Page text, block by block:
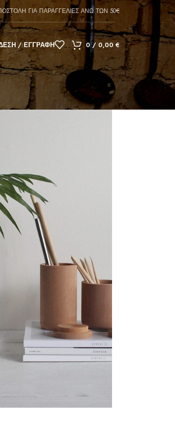
ΓΙΑ ΠΑΡΑΓΓΕΛΙΕΣ ΑΝΩ ΤΩΝ 50€
/ ΕΓΓΡΑΦΉ 0/ 0,00 €